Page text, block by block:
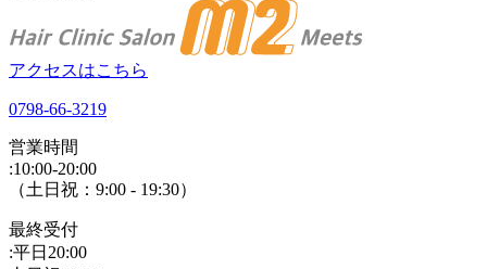
アクセスはこちら
0798-66-3219
営業時間
:10:00-20:00
（土日祝：9:00 - 19:30）
最終受付
:平日20:00